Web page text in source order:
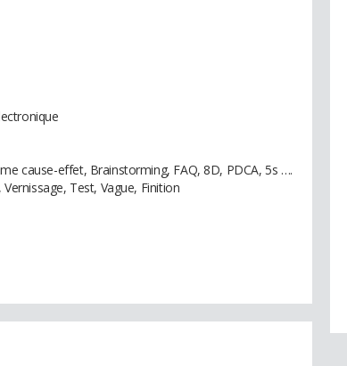
cause-effet, Brainstorming, FAQ, 8D, PDCA, 5s ….
Test, Vague, Finition